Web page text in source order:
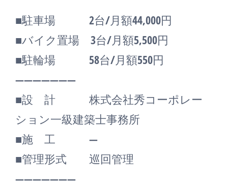
■駐車場 2台/月額44,000円
■バイク置場 3台/月額5,500円
■駐輪場 58台/月額550円
―――――――
■設 計 株式会社秀コーポレー
ション一級建築士事務所
■施 工 ―
■管理形式 巡回管理
―――――――